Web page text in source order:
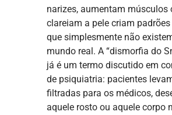
narizes, aumentam músculos
clareiam a pele criam padrões
que simplesmente não
mundo real. A “dismorfia do
já é um termo discutido em
de psiquiatria: pacientes
filtradas para os médicos,
aquele rosto ou aquele corpo